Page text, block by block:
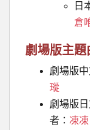
日
倉
劇場版主
劇場版
瑽
劇場版
者： 凍凍